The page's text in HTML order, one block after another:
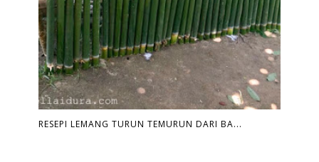
RESEPI LEMANG TURUN TEMURUN DARI BA...